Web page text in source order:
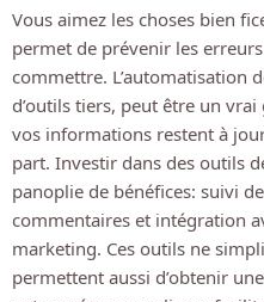
Vous aimez les choses bien
permet de prévenir les
commettre. L’automatisation
d’outils tiers, peut être un
vos informations restent à
part. Investir dans des outils
panoplie de bénéfices: suivi
commentaires et intégration
marketing. Ces outils ne
permettent aussi d’obtenir